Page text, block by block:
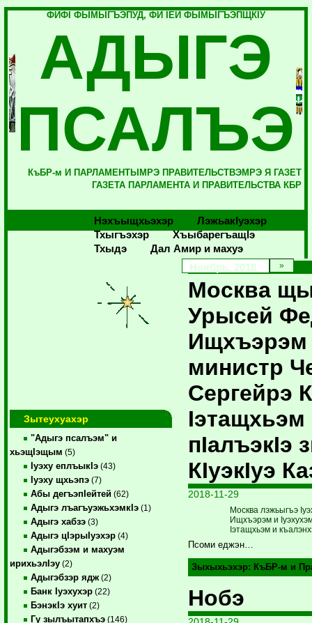
ФИФI ФЫМЫГЪЭПУД, ФИ IЕЙ ФЫМЫГЪЭПЩКIУ
АДЫГЭ
ПСАЛЪЭ
КъБР-м И ПАРЛАМЕНТЫМРЭ ПРАВИТЕЛЬСТВЭМРЭ Я ГАЗЕТ
ГАЗЕТА ПАРЛАМЕНТА И ПРАВИТЕЛЬСТВА КБР
Нэхъыщхьэхэр
Лэжьакlуэхэр
Тхыгъэхэр
Хъыбарегъащlэ
Тхыдэ
Дал Амир и махуэ
Зытеухуахэр
"Адыгэ псалъэм" и
хьэщIэщым (5)
Iуэху еплъыкIэ (43)
Iуэху щхьэпэ (7)
Абы дегъэпIейтей (62)
Адыгэ лъагъуэжьхэмкIэ (1)
Адыгэ хабзэ (3)
Адыгэ цIэрыIуэхэр (4)
Адыгэбзэм и махуэм
ирихьэлIэу (2)
Адыгэбзэр ядж (2)
Банк Iуэхухэр (22)
БэнэкIэ хуит (2)
Гу зылъытапхъэ (146)
Ноябрь, 2018
Москва
Урысей
Ищхъэрэм
министр
Сергейрэ
Iэтащхьэм
пIалъэкIэ
КIуэкIуэ
2018-11-29
Москва лэжьыгъэ
Ищхъэрэм и
Iэтащхьэм и
Псоми еджэн…
Зыхыхьэхэр: КъБР-м и
Нобэ